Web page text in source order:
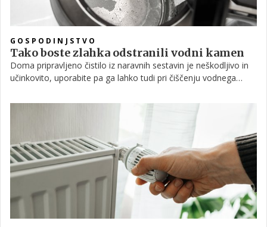
GOSPODINJSTVO
Tako boste zlahka odstranili vodni kamen
Doma pripravljeno čistilo iz naravnih sestavin je neškodljivo in
učinkovito, uporabite pa ga lahko tudi pri čiščenju vodnega
očistite vodni kamen, ki se na primer zelo pogosto nabere v